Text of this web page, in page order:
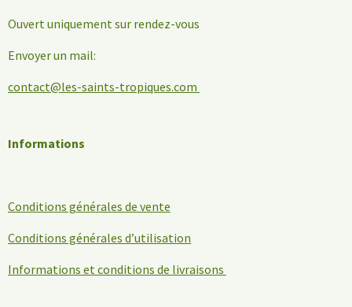
Ouvert uniquement sur rendez-vous
Envoyer un mail:
contact@les-saints-tropiques.com
Informations
Conditions générales de vente
Conditions générales d’utilisation
Informations et conditions de livraisons